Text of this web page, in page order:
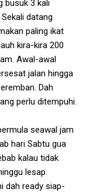
busuk 3 kali
datang
paling ikat
kira-kira 200
Awal-awal
jalan hingga
Dah
perlu ditempuhi.
seawal jam
hari Sabtu gua
kalau tidak
lesap.
dah ready siap-